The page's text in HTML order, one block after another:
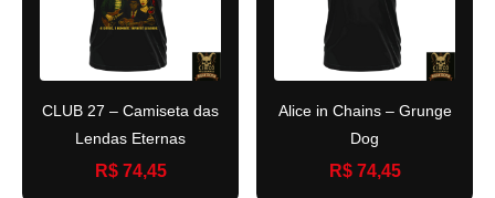
CLUB 27 – Camiseta das
Lendas Eternas
R$ 74,45
Alice in Chains – Grunge
Dog
R$ 74,45